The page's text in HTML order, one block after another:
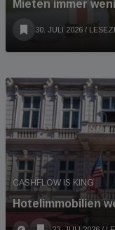
Mieten immer
30. JULI 2026 /
CASHFLOW IS KING
Hotelimmobilien